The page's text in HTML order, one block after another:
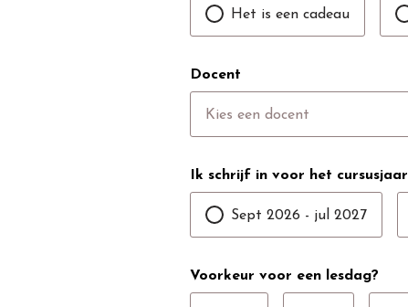
Het is een cadeau
Docent
Kies een docent
Ik schrijf in voor het cursusjaar
Sept 2026 - jul 2027
Voorkeur voor een lesdag?